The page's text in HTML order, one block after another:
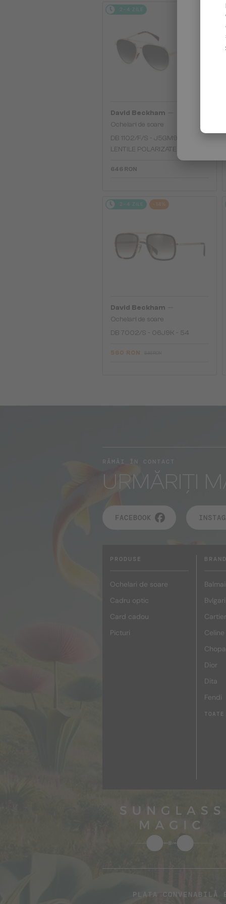
2-4 ZILE
David Beckham
Ochelari de soare
DB 1102/F/S - J5GM9 - 61 - CU
LENTILE POLARIZATE
646 RON
2-4 ZILE -14%
David Beckham
Ochelari de soare
DB 7002/S - 06J9K - 54
560 RON
RĂMÂI ÎN CONTACT
URMĂRIȚI
FACEBOOK
PRODUSE
Ochelari de soare
Cadru optic
Card cadou
Picturi
Bvlgari
Cartier
Celine
Dior
Dita
Fendi
PLATA